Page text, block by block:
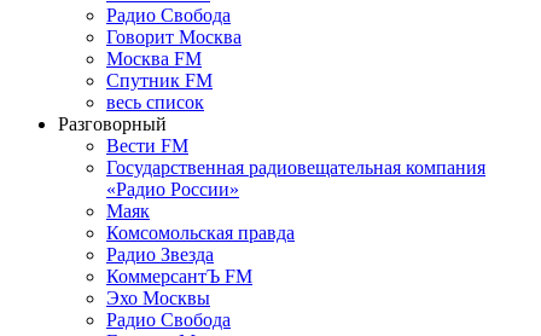
Радио Свобода
Говорит Москва
Москва FM
Спутник FM
весь список
Разговорный
Вести FM
Государственная радиовещательная компания
«Радио России»
Маяк
Комсомольская правда
Радио Звезда
КоммерсантЪ FM
Эхо Москвы
Радио Свобода